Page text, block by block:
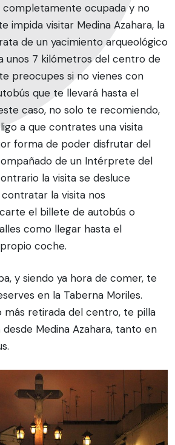
completamente ocupada y no
impida visitar Medina Azahara, la
de un yacimiento arqueológico
unos 7 kilómetros del centro de
preocupes si no vienes con
que te llevará hasta el
caso, no solo te recomiendo,
a que contrates una visita
forma de poder disfrutar del
de un Intérprete del
la visita se desluce
la visita nos
el billete de autobús o
como llegar hasta el
coche.
y siendo ya hora de comer, te
en la Taberna Moriles.
más retirada del centro, te pilla
Medina Azahara, tanto en